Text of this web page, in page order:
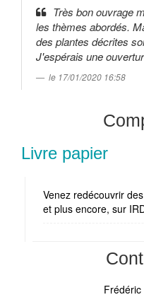
Très bon ouvrage
les thèmes abordés.
des plantes décrites
J'espérais une
le 17/01/2020 16:58
Livre papier
Venez redécouvrir
et plus encore, sur